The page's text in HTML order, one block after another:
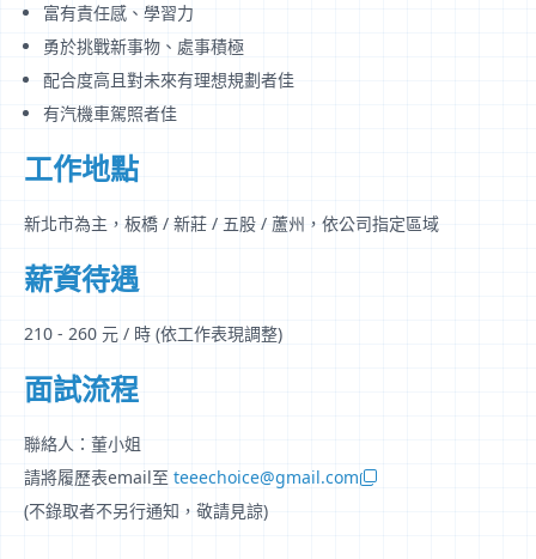
富有責任感、學習力
勇於挑戰新事物、處事積極
配合度高且對未來有理想規劃者佳
有汽機車駕照者佳
工作地點
新北市為主，板橋 / 新莊 / 五股 / 蘆州，依公司指定區域
薪資待遇
210 - 260 元 / 時 (依工作表現調整)
面試流程
聯絡人：董小姐
請將履歷表email至 teeechoice@gmail.com
(不錄取者不另行通知，敬請見諒)